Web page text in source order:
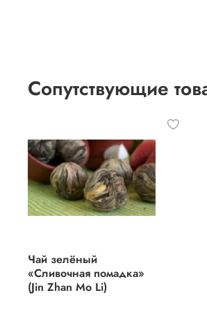
Сопутствующие
Чай зелёный
«Сливочная помадка»
(Jin Zhan Mo Li)